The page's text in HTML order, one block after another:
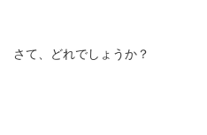
さて、どれでしょうか？